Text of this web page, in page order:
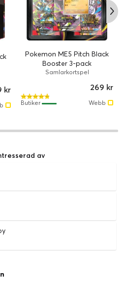
kr
Pokemon ME5 Pitch Black
Booster 3-pack
Samlarkortspel
269 kr
Webb
Butiker
av